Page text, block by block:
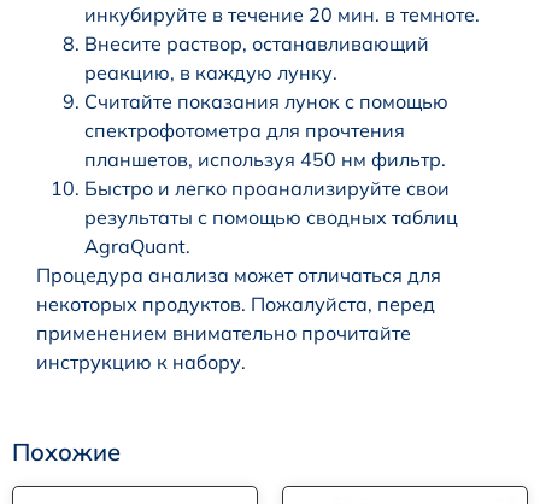
инкубируйте в течение 20 мин. в темноте.
Внесите раствор, останавливающий
реакцию, в каждую лунку.
Считайте показания лунок с помощью
спектрофотометра для прочтения
планшетов, используя 450 нм фильтр.
Быстро и легко проанализируйте свои
результаты с помощью сводных таблиц
AgraQuant.
Процедура анализа может отличаться для
некоторых продуктов. Пожалуйста, перед
применением внимательно прочитайте
инструкцию к набору.
Похожие